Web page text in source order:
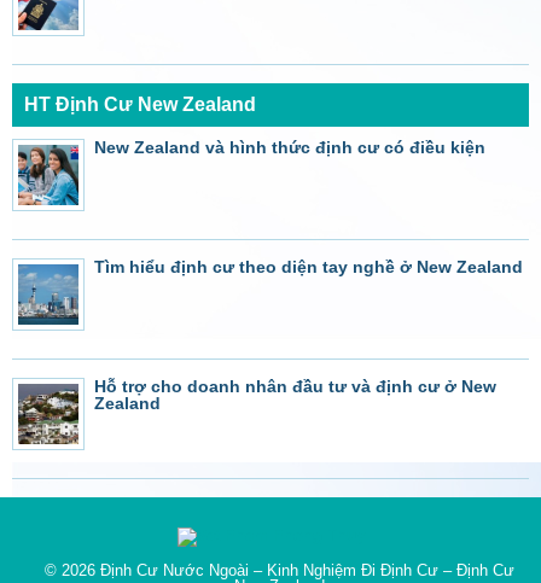
HT Định Cư New Zealand
New Zealand và hình thức định cư có điều kiện
Tìm hiểu định cư theo diện tay nghề ở New Zealand
Hỗ trợ cho doanh nhân đầu tư và định cư ở New
Zealand
© 2026 Định Cư Nước Ngoài – Kinh Nghiệm Đi Định Cư – Định Cư